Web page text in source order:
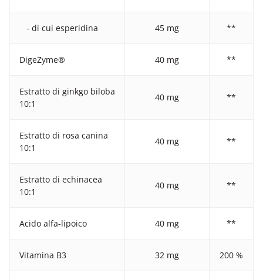
- di cui esperidina 45 mg **
DigeZyme® 40 mg **
Estratto di ginkgo biloba
10:1
40 mg **
Estratto di rosa canina
10:1
40 mg **
Estratto di echinacea
10:1
40 mg **
Acido alfa-lipoico 40 mg **
Vitamina B3 32 mg 200 %